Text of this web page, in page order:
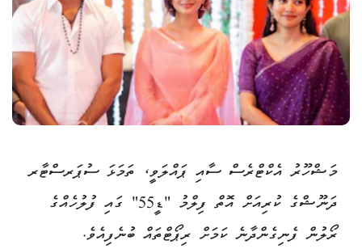
މަޝްހޫރު އެކްޓްރެސް ސާއި ޕައްލަވީ، ތަމަޅަ ސުޕަރސްޓާރ
ދަނޫޝްގެ ކުރިއަށް އޮތް ފިލްމު "ޑީ55" ގައި ފުލުހެއްގެ
ރޯލުން ފެނިގެންދާނެ ކަމަށް ރިޕޯޓްތައް ބުނެފިއެވެ.